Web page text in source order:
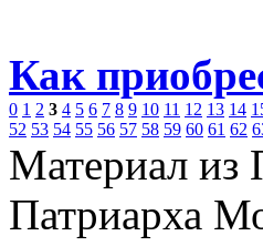
Как
0 1 2 3 4 5 6 7 8 9 10 11 12 13 14
52 53 54 55 56 57 58 59 60 61 62
Материал из
Патриарха